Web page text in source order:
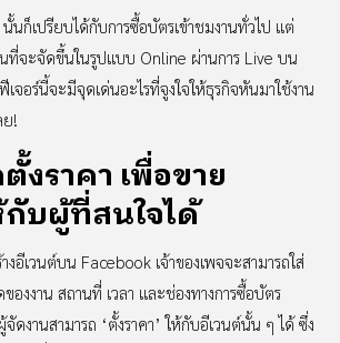
นก็เปรียบได้กับการซื้อบัตรเข้าชมงานทั่วไป แต่
ที่จะจัดขึ้นในรูปแบบ Online ผ่านการ Live บน
จอร์นี้จะมีจุดเด่นอะไรที่จูงใจให้ธุรกิจหันมาใช้งาน
ย!
งราคา เพื่อขาย
กับผู้ที่สนใจได้
งอีเวนต์บน Facebook เจ้าของเพจจะสามารถใส่
องงาน สถานที่ เวลา และช่องทางการซื้อบัตร
ดงานสามารถ ‘ตั้งราคา’ ให้กับอีเวนต์นั้น ๆ ได้ ซึ่ง